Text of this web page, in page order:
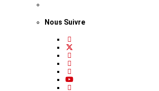
Nous Suivre